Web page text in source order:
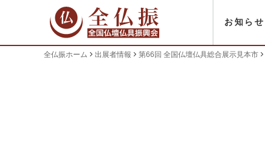
お知らせ
全仏振ホーム 出展者情報 第66回 全国仏壇仏具総合展示見本市